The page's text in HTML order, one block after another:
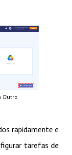
Outro
rapidamente e
tarefas de